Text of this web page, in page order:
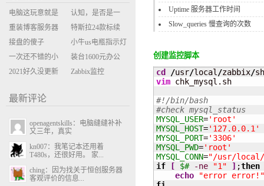
Uptime 服务器工作时间
Slow_queries 慢查询的次数
创建监控脚本
cd /usr/local/zabbix/
vim chk_mysql.sh
#!/bin/bash
#check mysql_status
MYSQL_USER='root'
MYSQL_HOST='127.0.0.1'
MYSQL_PORT='3306'
MYSQL_PWD='root'
MYSQL_CONN="/usr/local/
if
[ $# -ne "1" ] ;then
echo
"error error!"
电脑这玩意就是
缝缝补补的事
认知，是否是一
座大山？当架构
决策变成配置清
单比价
重装博客服务器
环境
特斯拉24款标续
Model Y 2万公里
使用体验
接盘的傻子
小牛us电瓶指示灯
闪三次不上电
一次还不错的小
米售后体验
装台1600元办公
主机
2021好久没更新
Zabbix监控
最新评论
openagentskills：电脑缝缝补补
又三年，真实
kn007：我笔记本还用着
T480s，还很好用。 家...
ching：因为找关于恒创服务器
客观评价的信息...